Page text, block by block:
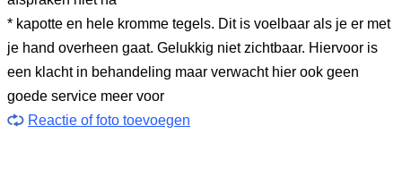
* kapotte en hele kromme tegels. Dit is voelbaar als je er met
je hand overheen gaat. Gelukkig niet zichtbaar. Hiervoor is
een klacht in behandeling maar verwacht hier ook geen
goede service meer voor
Reactie of foto toevoegen